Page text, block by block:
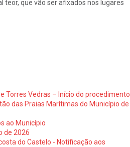
teor, que vão ser afixados nos lugares
Torres Vedras – Início do procedimento
das Praias Marítimas do Município de
ao Município
de 2026
do Castelo - Notificação aos